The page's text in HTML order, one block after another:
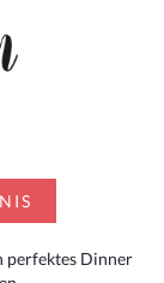
perfektes Dinner